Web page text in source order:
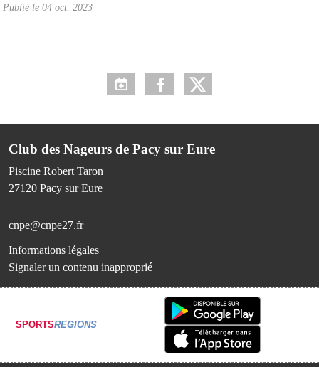
Publié le 04 oct. 2023
Club des Nageurs de Pacy sur Eure
Piscine Robert Taron
27120 Pacy sur Eure
cnpe@cnpe27.fr
Informations légales
Signaler un contenu inapproprié
SPORTSREGIONS